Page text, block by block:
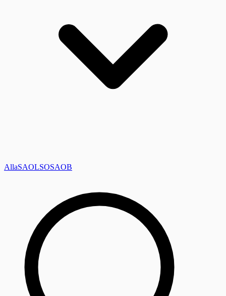
AllaSAOLSOSAOB